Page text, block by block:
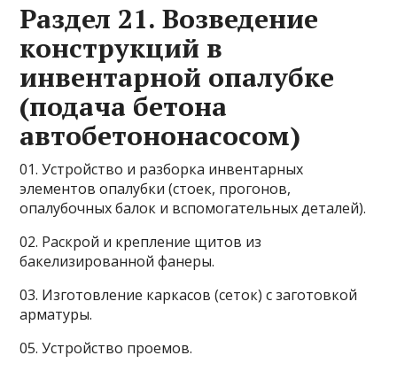
Раздел 21. Возведение
конструкций в
инвентарной опалубке
(подача бетона
автобетононасосом)
01. Устройство и разборка инвентарных
элементов опалубки (стоек, прогонов,
опалубочных балок и вспомогательных деталей).
02. Раскрой и крепление щитов из
бакелизированной фанеры.
03. Изготовление каркасов (сеток) с заготовкой
арматуры.
05. Устройство проемов.